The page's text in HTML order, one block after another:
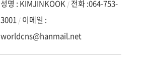
성명 : KIMJINKOOK /전화 :064-753-
3001 /이메일 :
worldcns@hanmail.net